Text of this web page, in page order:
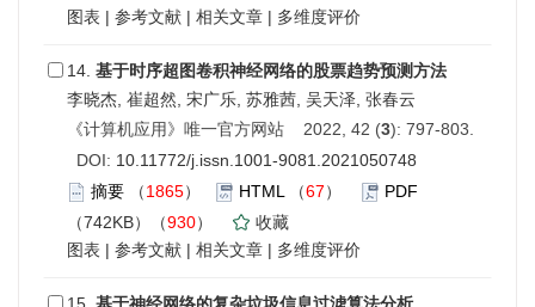
图表 | 参考文献 | 相关文章 | 多维度评价
14. 基于时序超图卷积神经网络的股票趋势预测方法
李晓杰, 崔超然, 宋广乐, 苏雅茜, 吴天泽, 张春云
《计算机应用》唯一官方网站 2022, 42 (3): 797-803.
DOI: 10.11772/j.issn.1001-9081.2021050748
摘要 （1865） HTML （67）
PDF
（742KB）（930）
收藏
图表 | 参考文献 | 相关文章 | 多维度评价